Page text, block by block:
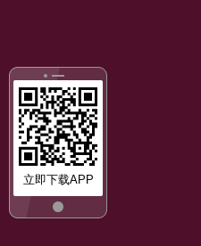
立即下载APP